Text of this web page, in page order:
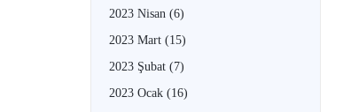
2023 Nisan (6)
2023 Mart (15)
2023 Şubat (7)
2023 Ocak (16)